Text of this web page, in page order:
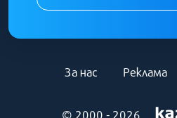
© 2000 - 2026
За нас Реклама